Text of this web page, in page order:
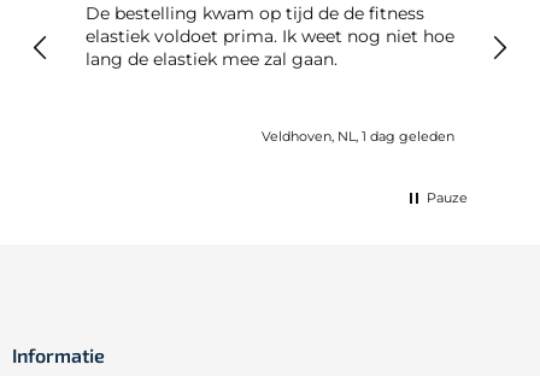
De bestelling kwam op tijd de de fitness
elastiek voldoet prima. Ik weet nog niet hoe
lang de elastiek mee zal gaan.
Veldhoven, NL, 1 dag geleden
Pauze
Informatie